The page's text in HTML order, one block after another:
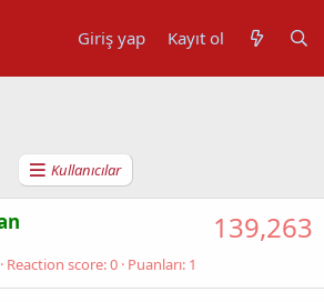
Giriş yap Kayıt ol
Kullanıcılar
139,263
Reaction score 0 Puanları 1